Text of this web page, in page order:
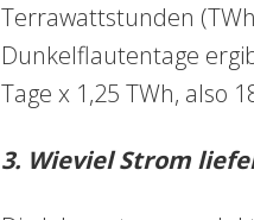
Terrawattstunden
Dunkelflautentage
Tage x 1,25 TWh, also
3. Wieviel Strom